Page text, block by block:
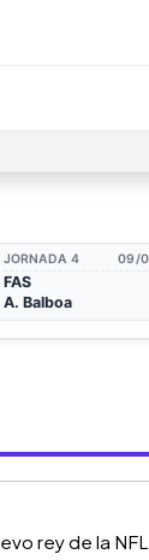
rey de la NFL